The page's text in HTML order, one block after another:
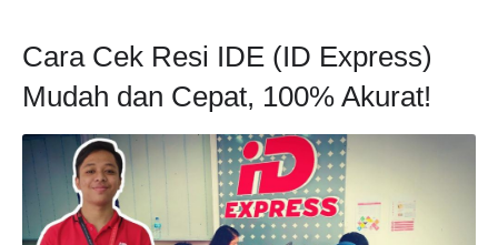
Cara Cek Resi IDE (ID Express)
Mudah dan Cepat, 100% Akurat!